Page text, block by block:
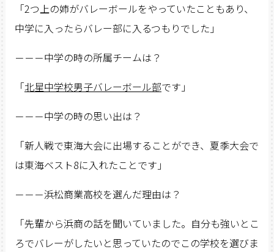
「2つ上の姉がバレーボールをやっていたこともあり、
中学に入ったらバレー部に入るつもりでした」
－－－中学の時の所属チームは？
「北星中学校男子バレーボール部です」
－－－中学の時の思い出は？
「新人戦で東海大会に出場することができ、夏季大会で
は東海ベスト8に入れたことです」
－－－浜松商業高校を選んだ理由は？
「先輩から浜商の話を聞いていました。自分も強いとこ
ろでバレーがしたいと思っていたのでこの学校を選びま